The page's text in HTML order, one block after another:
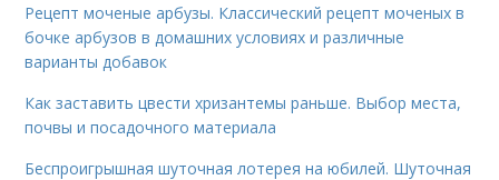
Рецепт моченые арбузы. Классический рецепт моченых в
бочке арбузов в домашних условиях и различные
варианты добавок
Как заставить цвести хризантемы раньше. Выбор места,
почвы и посадочного материала
Беспроигрышная шуточная лотерея на юбилей. Шуточная